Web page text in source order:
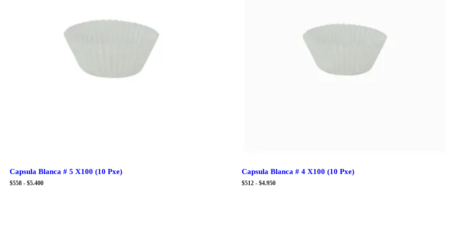
Capsula Blanca # 5 X100 (10 Pxe)
$558 - $5.400Rango
Capsula Blanca # 4 X100 (10 Pxe)
$512 - $4.950Rango